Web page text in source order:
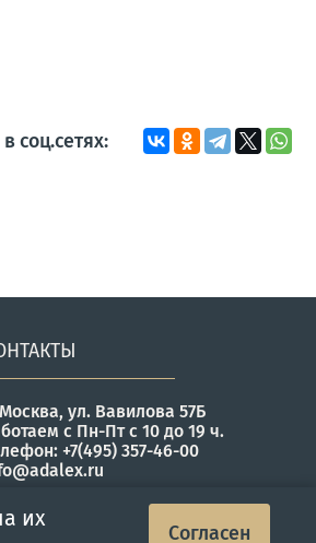
соц.сетях:
ул. Вавилова 57Б
с Пн-Пт с 10 до 19 ч.
+7(495) 357-46-00
их
Согласен